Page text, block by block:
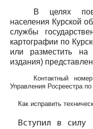
В целях
населения Курской
службы
картографии по
или разместить
издания)
Контактный
Управления Росреестра
Как исправить
Вступил в